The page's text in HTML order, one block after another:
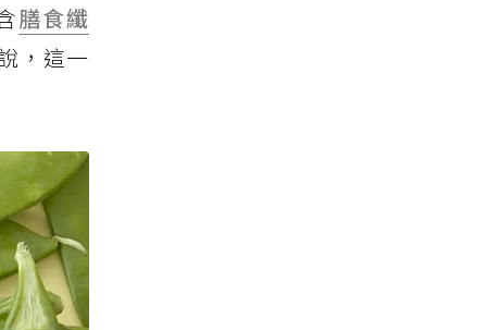
膳食纖
，這一